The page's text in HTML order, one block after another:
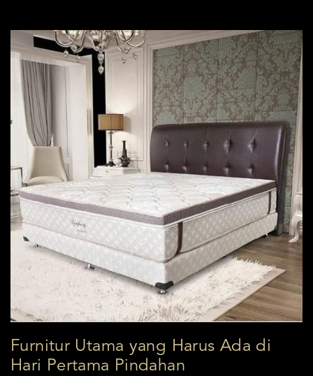
Furnitur Utama yang Harus Ada di
Hari Pertama Pindahan